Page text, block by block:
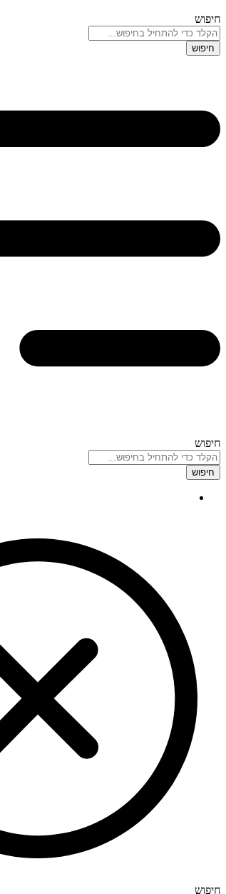
חיפוש
חיפוש
חיפוש
חיפוש
חיפוש